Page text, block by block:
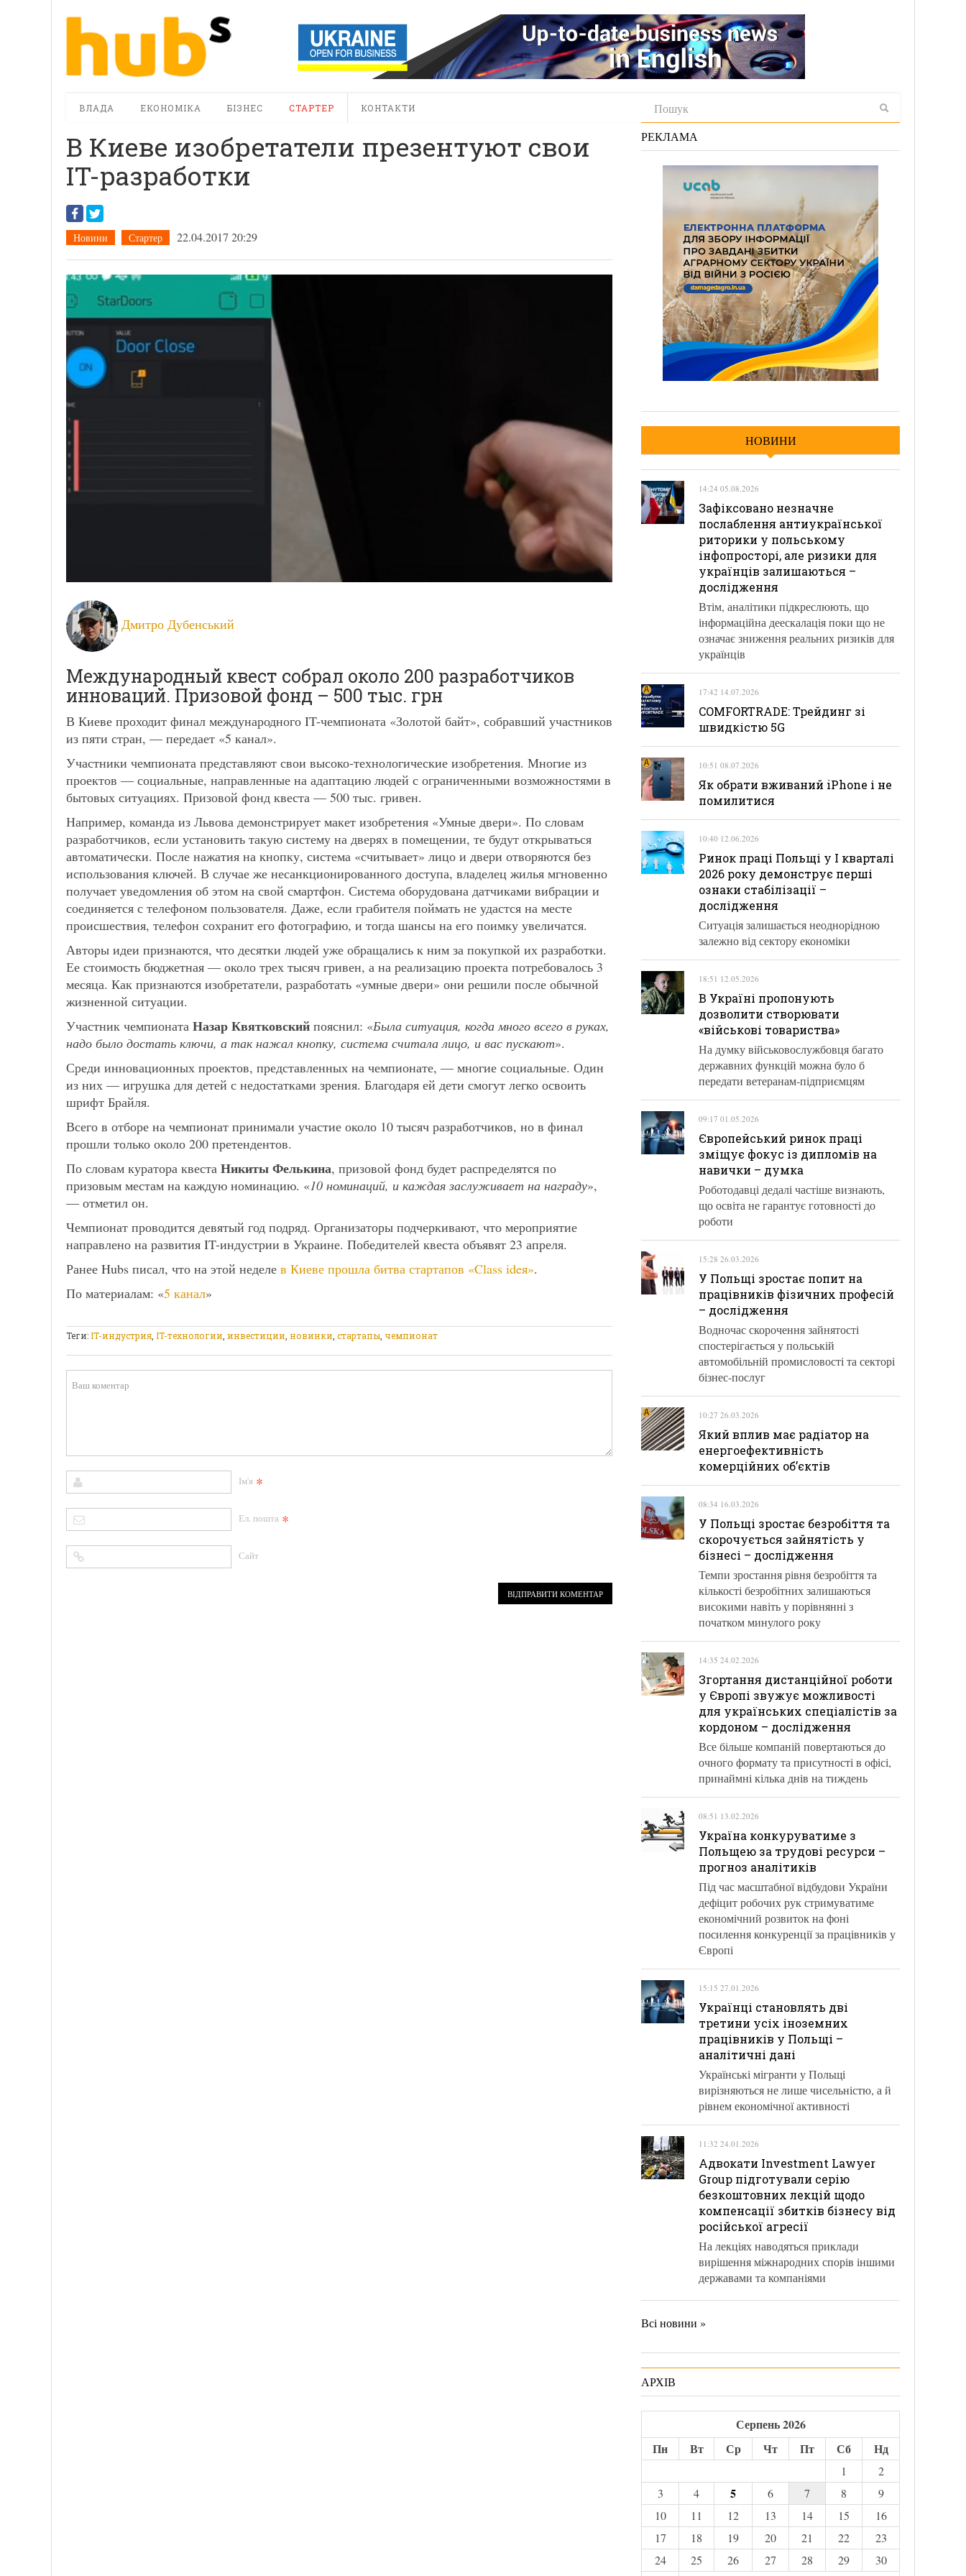
ВЛАДА ЕКОНОМІКА БІЗНЕС СТАРТЕР КОНТАКТИ
В Киеве изобретатели презентуют свои
IT-разработки
Новини Стартер 22.04.2017 20:29
Дмитро Дубенський
Международный квест собрал около 200 разработчиков
инноваций. Призовой фонд – 500 тыс. грн
В Киеве проходит финал международного IT-чемпионата «Золотой байт», собравший участников
из пяти стран, — передает «5 канал».
Участники чемпионата представляют свои высоко-технологические изобретения. Многие из
проектов — социальные, направленные на адаптацию людей с ограниченными возможностями в
бытовых ситуациях. Призовой фонд квеста — 500 тыс. гривен.
Например, команда из Львова демонстрирует макет изобретения «Умные двери». По словам
разработчиков, если установить такую ​​систему на дверях в помещении, те будут открываться
автоматически. После нажатия на кнопку, система «считывает» лицо и двери отворяются без
использования ключей. В случае же несанкционированного доступа, владелец жилья мгновенно
получает уведомления об этом на свой смартфон. Система оборудована датчиками вибрации и
соединяется с телефоном пользователя. Даже, если грабителя поймать не удастся на месте
происшествия, телефон сохранит его фотографию, и тогда шансы на его поимку увеличатся.
Авторы идеи признаются, что десятки людей уже обращались к ним за покупкой их разработки.
Ее стоимость бюджетная — около трех тысяч гривен, а на реализацию проекта потребовалось 3
месяца. Как признаются изобретатели, разработать «умные двери» они решили после обычной
жизненной ситуации.
Участник чемпионата Назар Квятковский пояснил: «Была ситуация, когда много всего в руках,
надо было достать ключи, а так нажал кнопку, система считала лицо, и вас пускают».
Среди инновационных проектов, представленных на чемпионате, — многие социальные. Один
из них — игрушка для детей с недостатками зрения. Благодаря ей дети смогут легко освоить
шрифт Брайля.
Всего в отборе на чемпионат принимали участие около 10 тысяч разработчиков, но в финал
прошли только около 200 претендентов.
По словам куратора квеста Никиты Фелькина, призовой фонд будет распределятся по
призовым местам на каждую номинацию. «10 номинаций, и каждая заслуживает на награду»,
— отметил он.
Чемпионат проводится девятый год подряд. Организаторы подчеркивают, что мероприятие
направлено на развития IT-индустрии в Украине. Победителей квеста объявят 23 апреля.
Ранее Hubs писал, что на этой неделе в Киеве прошла битва стартапов «Class іdeя».
По материалам: «5 канал»
Теги:IT-индустрия IT-технологии инвестиции новинки стартапы чемпионат
Ім'я *
Ел. пошта *
Сайт
РЕКЛАМА
НОВИНИ
14:24 05.08.2026
Зафіксовано незначне
послаблення антиукраїнської
риторики у польському
інфопросторі, але ризики для
українців залишаються –
дослідження
Втім, аналітики підкреслюють, що
інформаційна деескалація поки що не
означає зниження реальних ризиків для
українців
17:42 14.07.2026
COMFORTRADE: Трейдинг зі
швидкістю 5G
10:51 08.07.2026
Як обрати вживаний iPhone і не
помилитися
10:40 12.06.2026
Ринок праці Польщі у І кварталі
2026 року демонструє перші
ознаки стабілізації –
дослідження
Ситуація залишається неоднорідною
залежно від сектору економіки
18:51 12.05.2026
В Україні пропонують
дозволити створювати
«військові товариства»
На думку військовослужбовця багато
державних функцій можна було б
передати ветеранам-підприємцям
09:17 01.05.2026
Європейський ринок праці
зміщує фокус із дипломів на
навички – думка
Роботодавці дедалі частіше визнають,
що освіта не гарантує готовності до
роботи
15:28 26.03.2026
У Польщі зростає попит на
працівників фізичних професій
– дослідження
Водночас скорочення зайнятості
спостерігається у польській
автомобільній промисловості та секторі
бізнес-послуг
10:27 26.03.2026
Який вплив має радіатор на
енергоефективність
комерційних об’єктів
08:34 16.03.2026
У Польщі зростає безробіття та
скорочується зайнятість у
бізнесі – дослідження
Темпи зростання рівня безробіття та
кількості безробітних залишаються
високими навіть у порівнянні з
початком минулого року
14:35 24.02.2026
Згортання дистанційної роботи
у Європі звужує можливості
для українських спеціалістів за
кордоном – дослідження
Все більше компаній повертаються до
очного формату та присутності в офісі,
принаймні кілька днів на тиждень
08:51 13.02.2026
Україна конкуруватиме з
Польщею за трудові ресурси –
прогноз аналітиків
Під час масштабної відбудови України
дефіцит робочих рук стримуватиме
економічний розвиток на фоні
посилення конкуренції за працівників у
Європі
15:15 27.01.2026
Українці становлять дві
третини усіх іноземних
працівників у Польщі –
аналітичні дані
Українські мігранти у Польщі
вирізняються не лише чисельністю, а й
рівнем економічної активності
11:32 24.01.2026
Адвокати Investment Lawyer
Group підготували серію
безкоштовних лекцій щодо
компенсації збитків бізнесу від
російської агресії
На лекціях наводяться приклади
вирішення міжнародних спорів іншими
державами та компаніями
Всі новини »
АРХІВ
Серпень 2026
Пн
Вт Ср Чт Пт Сб Нд
1
2
3
4 5 6 7 8
9
10
11 12 13 14 15
16
17
18 19 20 21 22
23
24
25 26 27 28 29
30